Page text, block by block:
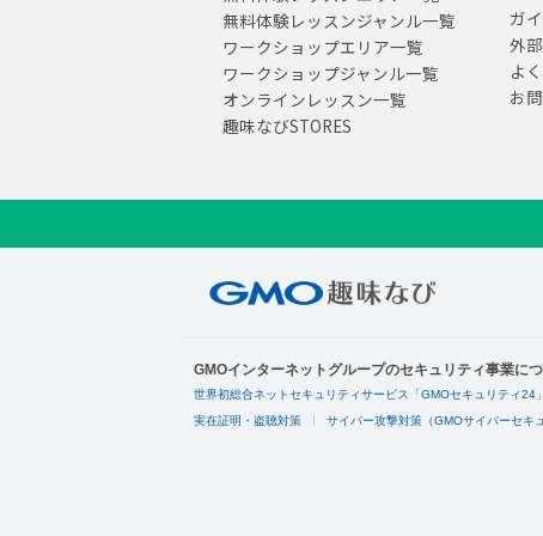
無料体験レッスンジャンル一覧
ワークショップエリア一覧
ワークショップジャンル一覧
オンラインレッスン一覧
趣味なびSTORES
ガ
外
よ
お